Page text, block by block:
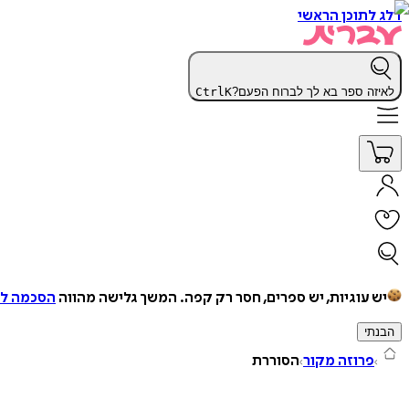
דלג לתוכן הראשי
לאיזה ספר בא לך לברוח הפעם? CtrlK
יש עוגיות, יש ספרים, חסר רק קפה. המשך גלישה מהווה הסכמה
הבנתי
פרוזה מקור הסוררת